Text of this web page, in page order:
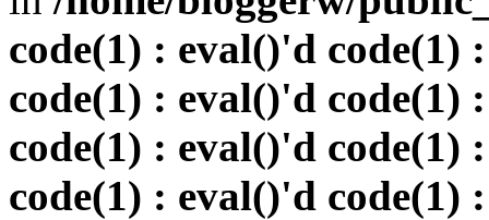
code(1) : eval()'d code(1)
code(1) : eval()'d code(1)
code(1) : eval()'d code(1)
code(1) : eval()'d code(1)